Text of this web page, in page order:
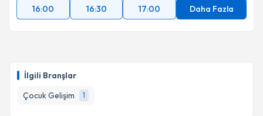
İlgili Branşlar
Çocuk Gelişim
1
16:00
16:30 17:00 Daha Fazla